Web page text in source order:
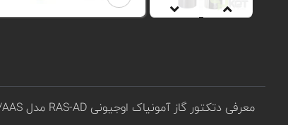
معرفی دتکتور گاز آمونیاک اوجیونی RAS-AD مدل RAS/AD/340/AAS